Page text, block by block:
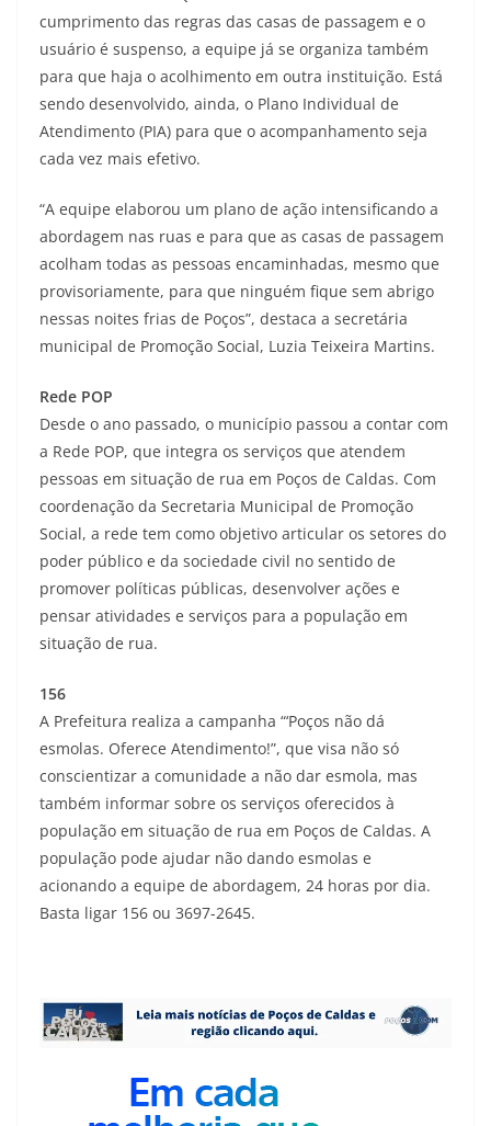
cumprimento das regras das casas de passagem e o
usuário é suspenso, a equipe já se organiza também
para que haja o acolhimento em outra instituição. Está
sendo desenvolvido, ainda, o Plano Individual de
Atendimento (PIA) para que o acompanhamento seja
cada vez mais efetivo.
“A equipe elaborou um plano de ação intensificando a
abordagem nas ruas e para que as casas de passagem
acolham todas as pessoas encaminhadas, mesmo que
provisoriamente, para que ninguém fique sem abrigo
nessas noites frias de Poços”, destaca a secretária
municipal de Promoção Social, Luzia Teixeira Martins.
Rede POP
Desde o ano passado, o município passou a contar com
a Rede POP, que integra os serviços que atendem
pessoas em situação de rua em Poços de Caldas. Com
coordenação da Secretaria Municipal de Promoção
Social, a rede tem como objetivo articular os setores do
poder público e da sociedade civil no sentido de
promover políticas públicas, desenvolver ações e
pensar atividades e serviços para a população em
situação de rua.
156
A Prefeitura realiza a campanha “‘Poços não dá
esmolas. Oferece Atendimento!”, que visa não só
conscientizar a comunidade a não dar esmola, mas
também informar sobre os serviços oferecidos à
população em situação de rua em Poços de Caldas. A
população pode ajudar não dando esmolas e
acionando a equipe de abordagem, 24 horas por dia.
Basta ligar 156 ou 3697-2645.